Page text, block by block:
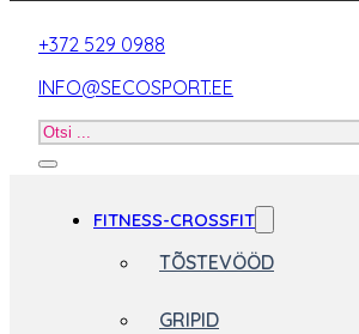
+372 529 0988
INFO@SECOSPORT.EE
Otsi
FITNESS-CROSSFIT
TÕSTEVÖÖD
GRIPID